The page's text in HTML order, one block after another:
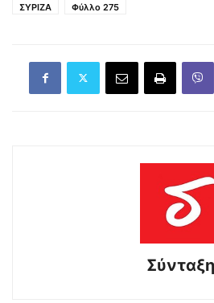
ΣΥΡΙΖΑ
Φύλλο 275
Σύνταξη